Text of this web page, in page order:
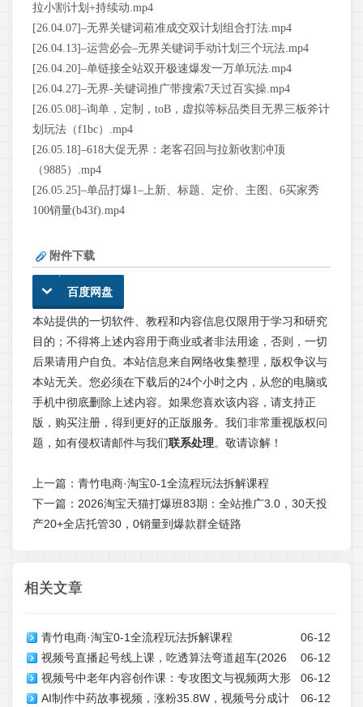
拉小割计划+持续动.mp4
[26.04.07]–无界关键词葙准成交双计划组合打法.mp4
[26.04.13]–运营必会–无界关键词手动计划三个玩法.mp4
[26.04.20]–单链接全站双开极速爆发一万单玩法.mp4
[26.04.27]–无界-关键词推广带搜索7天过百实操.mp4
[26.05.08]–询单，定制，toB，虚拟等标品类目无界三板斧计
划玩法（f1bc）.mp4
[26.05.18]–618大促无界：老客召回与拉新收割冲顶
（9885）.mp4
[26.05.25]–单品打爆1–上新、标题、定价、主图、6买家秀
100销量(b43f).mp4
附件下载
百度网盘
本站提供的一切软件、教程和内容信息仅限用于学习和研究
目的；不得将上述内容用于商业或者非法用途，否则，一切
后果请用户自负。本站信息来自网络收集整理，版权争议与
本站无关。您必须在下载后的24个小时之内，从您的电脑或
手机中彻底删除上述内容。如果您喜欢该内容，请支持正
版，购买注册，得到更好的正版服务。我们非常重视版权问
题，如有侵权请邮件与我们联系处理。敬请谅解！
上一篇： 青竹电商·淘宝0-1全流程玩法拆解课程
下一篇： 2026淘宝天猫打爆班83期：全站推广3.0，30天投
产20+全店托管30，0销量到爆款群全链路
相关文章
06-12
青竹电商·淘宝0-1全流程玩法拆解课程
06-12
视频号直播起号线上课，吃透算法弯道超车(2026
年6月)
06-12
视频号中老年内容创作课：专攻图文与视频两大形
式，依托选材文案技巧打造爆款作品
06-12
AI制作中药故事视频，涨粉35.8W，视频号分成计